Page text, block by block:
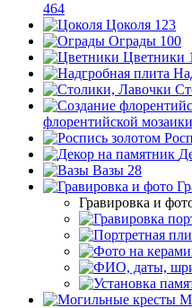
464
Цоколя 123
Ограды 100
Цветники
флорентийской мозаики
Вазы 28
Гравировка и